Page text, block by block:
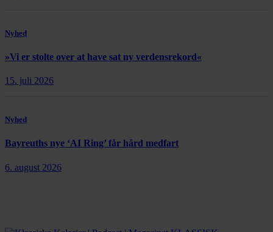
Nyhed
»Vi er stolte over at have sat ny verdensrekord«
15. juli 2026
Nyhed
Bayreuths nye ‘AI Ring’ får hård medfart
6. august 2026